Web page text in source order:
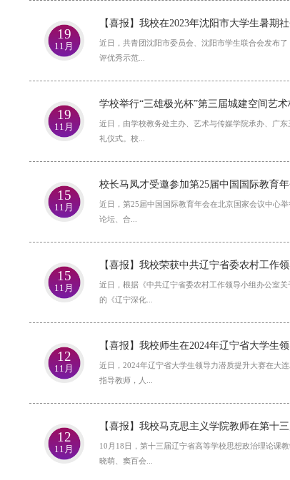
19
11月
【喜报】我校在2023年沈阳市大学生暑期
近日，共青团沈阳市委员会、沈阳市学生联合会发布
评优秀示范...
19
11月
学校举行“三雄极光杯”第三届城建空间艺
近日，由学校教务处主办、艺术与传媒学院承办、广
礼仪式。校...
15
11月
校长马凤才受邀参加第25届中国国际教育
近日，第25届中国国际教育年会在北京国家会议中心
论坛、合...
15
11月
【喜报】我校荣获中共辽宁省委农村工作
近日，根据《中共辽宁省委农村工作领导小组办公室
的《辽宁深化...
12
11月
【喜报】我校师生在2024年辽宁省大学生
近日，2024年辽宁省大学生领导力潜质提升大赛在大
指导教师，人...
12
11月
【喜报】我校马克思主义学院教师在第十
10月18日，第十三届辽宁省高等学校思想政治理论课
晓萌、窦百会...